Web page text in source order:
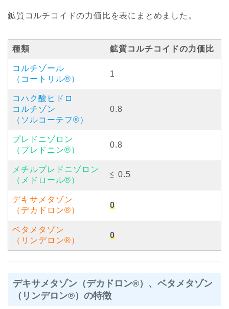
鉱質コルチコイドの力価比を表にまとめました。
種類 鉱質コルチコイドの力価比
コルチゾール
（コートリル®︎）
1
コハク酸ヒドロ
コルチゾン
（ソルコーテフ®︎）
0.8
プレドニゾロン
（プレドニン®︎）
0.8
メチルプレドニゾロン
（メドロール®︎）
≦ 0.5
デキサメタゾン
（デカドロン®︎）
0
ベタメタゾン
（リンデロン®︎）
0
デキサメタゾン（デカドロン®︎）、ベタメタゾン
（リンデロン®︎）の特徴